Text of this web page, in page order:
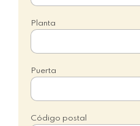
Planta
Puerta
Código postal